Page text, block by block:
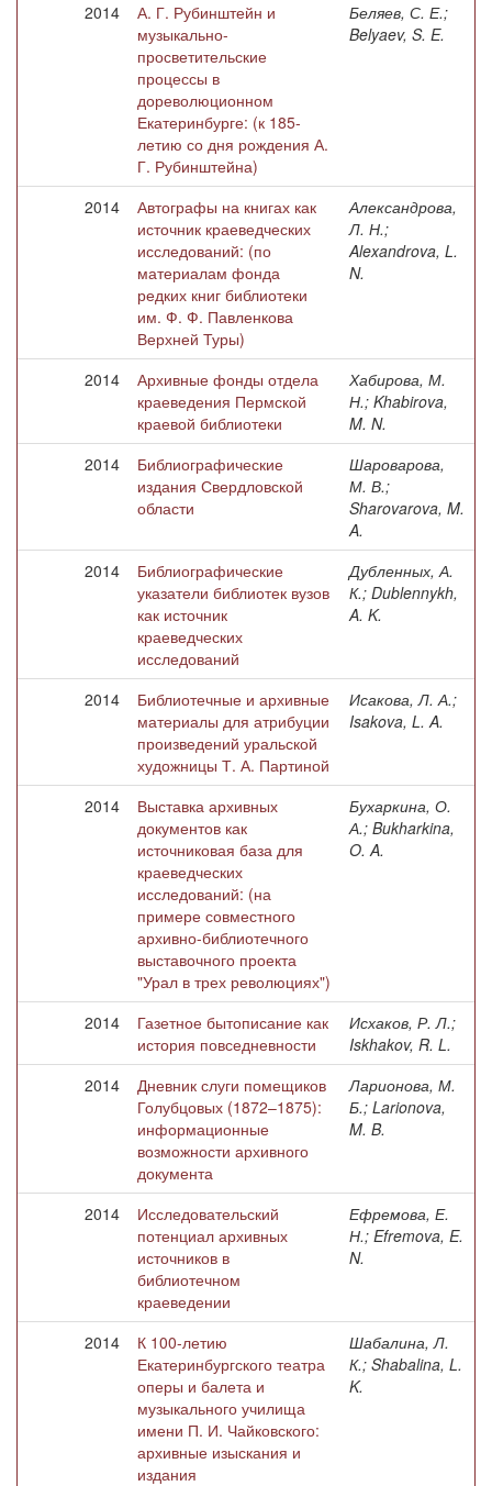
2014
А. Г. Рубинштейн и
музыкально-
просветительские
процессы в
дореволюционном
Екатеринбурге: (к 185-
летию со дня рождения А.
Г. Рубинштейна)
Беляев, С. Е.;
Belyaev, S. E.
2014
Автографы на книгах как
источник краеведческих
исследований: (по
материалам фонда
редких книг библиотеки
им. Ф. Ф. Павленкова
Верхней Туры)
Александрова,
Л. Н.;
Alexandrova, L.
N.
2014
Архивные фонды отдела
краеведения Пермской
краевой библиотеки
Хабирова, М.
Н.; Khabirova,
M. N.
2014
Библиографические
издания Свердловской
области
Шароварова,
М. В.;
Sharovarova, M.
A.
2014
Библиографические
указатели библиотек вузов
как источник
краеведческих
исследований
Дубленных, А.
К.; Dublennykh,
A. K.
2014
Библиотечные и архивные
материалы для атрибуции
произведений уральской
художницы Т. А. Партиной
Исакова, Л. А.;
Isakova, L. A.
2014
Выставка архивных
документов как
источниковая база для
краеведческих
исследований: (на
примере совместного
архивно-библиотечного
выставочного проекта
"Урал в трех революциях")
Бухаркина, О.
А.; Bukharkina,
O. A.
2014
Газетное бытописание как
история повседневности
Исхаков, Р. Л.;
Iskhakov, R. L.
2014
Дневник слуги помещиков
Голубцовых (1872–1875):
информационные
возможности архивного
документа
Ларионова, М.
Б.; Larionova,
M. B.
2014
Исследовательский
потенциал архивных
источников в
библиотечном
краеведении
Ефремова, Е.
Н.; Efremova, E.
N.
2014
К 100-летию
Екатеринбургского театра
оперы и балета и
музыкального училища
имени П. И. Чайковского:
архивные изыскания и
издания
Шабалина, Л.
К.; Shabalina, L.
K.